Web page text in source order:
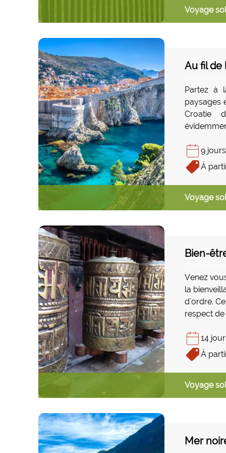
Voyage
Au fil de
Partez à
paysages
Croatie
que Mali
charme
mer saura
9
À
Voyage
Bien-
Venez
la
d'ordre.
respect
de la
lieux les
14
À
Voyage
Mer